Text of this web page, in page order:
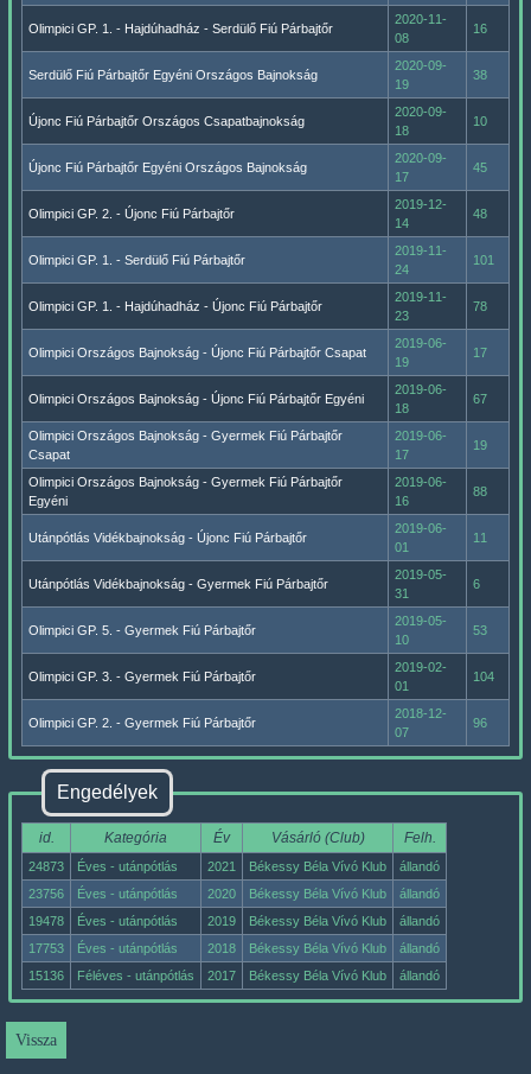
Olimpici GP. 1. - Hajdúhadház - Serdülő Fiú Párbajtőr
2020-11-
08
16
Serdülő Fiú Párbajtőr Egyéni Országos Bajnokság
2020-09-
19
38
Újonc Fiú Párbajtőr Országos Csapatbajnokság
2020-09-
18
10
Újonc Fiú Párbajtőr Egyéni Országos Bajnokság
2020-09-
17
45
Olimpici GP. 2. - Újonc Fiú Párbajtőr
2019-12-
14
48
Olimpici GP. 1. - Serdülő Fiú Párbajtőr
2019-11-
24
101
Olimpici GP. 1. - Hajdúhadház - Újonc Fiú Párbajtőr
2019-11-
23
78
Olimpici Országos Bajnokság - Újonc Fiú Párbajtőr Csapat
2019-06-
19
17
Olimpici Országos Bajnokság - Újonc Fiú Párbajtőr Egyéni
2019-06-
18
67
Olimpici Országos Bajnokság - Gyermek Fiú Párbajtőr
Csapat
2019-06-
17
19
Olimpici Országos Bajnokság - Gyermek Fiú Párbajtőr
Egyéni
2019-06-
16
88
Utánpótlás Vidékbajnokság - Újonc Fiú Párbajtőr
2019-06-
01
11
Utánpótlás Vidékbajnokság - Gyermek Fiú Párbajtőr
2019-05-
31
6
Olimpici GP. 5. - Gyermek Fiú Párbajtőr
2019-05-
10
53
Olimpici GP. 3. - Gyermek Fiú Párbajtőr
2019-02-
01
104
Olimpici GP. 2. - Gyermek Fiú Párbajtőr
2018-12-
07
96
Engedélyek
id. Kategória Év Vásárló (Club) Felh.
24873 Éves - utánpótlás 2021 Békessy Béla Vívó Klub
állandó
23756
Éves - utánpótlás 2020 Békessy Béla Vívó Klub
állandó
19478
Éves - utánpótlás 2019 Békessy Béla Vívó Klub
állandó
17753
Éves - utánpótlás 2018 Békessy Béla Vívó Klub
állandó
15136
Féléves - utánpótlás 2017 Békessy Béla Vívó Klub állandó